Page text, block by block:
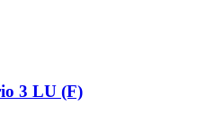
3 LU (F)